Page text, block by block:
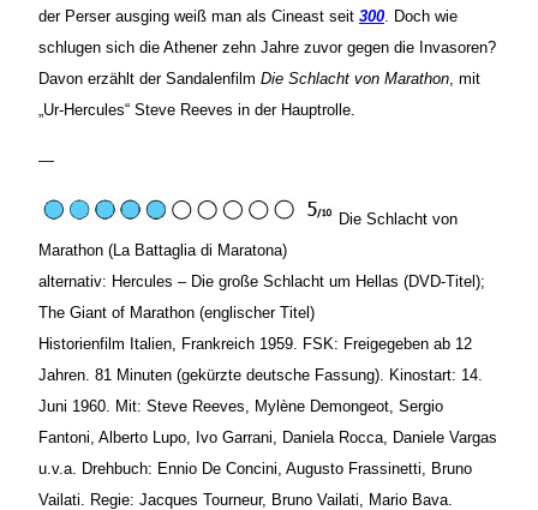
der Perser ausging weiß man als Cineast seit 300. Doch wie
schlugen sich die Athener zehn Jahre zuvor gegen die Invasoren?
Davon erzählt der Sandalenfilm Die Schlacht von Marathon, mit
„Ur-Hercules“ Steve Reeves in der Hauptrolle.
—
Die Schlacht von
Marathon (La Battaglia di Maratona)
alternativ: Hercules – Die große Schlacht um Hellas (DVD-Titel);
The Giant of Marathon (englischer Titel)
Historienfilm Italien, Frankreich 1959. FSK: Freigegeben ab 12
Jahren. 81 Minuten (gekürzte deutsche Fassung). Kinostart: 14.
Juni 1960. Mit: Steve Reeves, Mylène Demongeot, Sergio
Fantoni, Alberto Lupo, Ivo Garrani, Daniela Rocca, Daniele Vargas
u.v.a. Drehbuch: Ennio De Concini, Augusto Frassinetti, Bruno
Vailati. Regie: Jacques Tourneur, Bruno Vailati, Mario Bava.